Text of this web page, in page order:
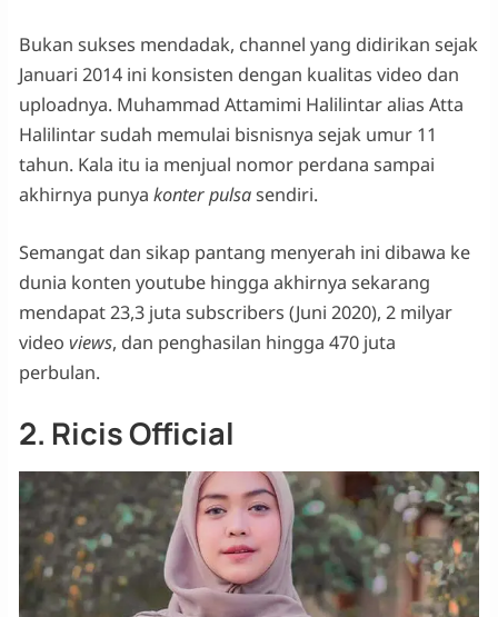
Bukan sukses mendadak, channel yang didirikan sejak
Januari 2014 ini konsisten dengan kualitas video dan
uploadnya. Muhammad Attamimi Halilintar alias Atta
Halilintar sudah memulai bisnisnya sejak umur 11
tahun. Kala itu ia menjual nomor perdana sampai
akhirnya punya konter pulsasendiri.
Semangat dan sikap pantang menyerah ini dibawa ke
dunia konten youtube hingga akhirnya sekarang
mendapat 23,3 juta subscribers (Juni 2020), 2 milyar
video views, dan penghasilan hingga 470 juta
perbulan.
2. Ricis Official